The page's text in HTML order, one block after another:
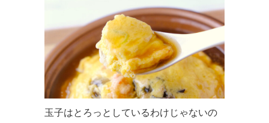
玉子はとろっとしているわけじゃないの